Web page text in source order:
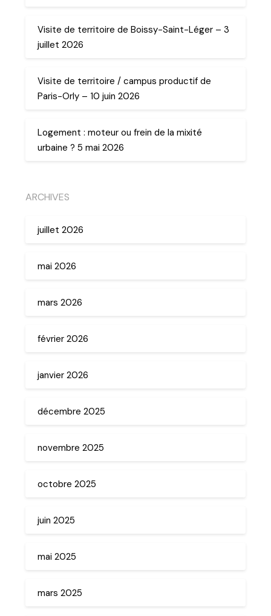
Visite de territoire de Boissy-Saint-Léger – 3
juillet 2026
Visite de territoire / campus productif de
Paris-Orly – 10 juin 2026
Logement : moteur ou frein de la mixité
urbaine ? 5 mai 2026
ARCHIVES
juillet 2026
mai 2026
mars 2026
février 2026
janvier 2026
décembre 2025
novembre 2025
octobre 2025
juin 2025
mai 2025
mars 2025